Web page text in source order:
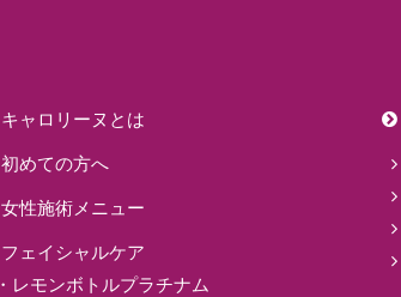
キャロリーヌとは
初めての方へ
女性施術メニュー
フェイシャルケア
レモンボトルプラチナム